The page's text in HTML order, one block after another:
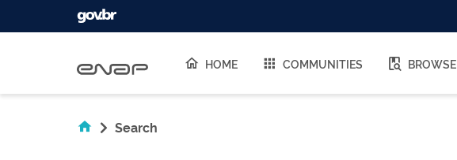
HOME COMMUNITIES BROWSE
Search